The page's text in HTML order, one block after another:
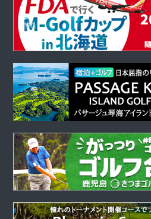
2025.5.29 ゴルフツアー
ゴルフツアー2組（6名）様以上お
月は「静岡：川奈コース」でプレ